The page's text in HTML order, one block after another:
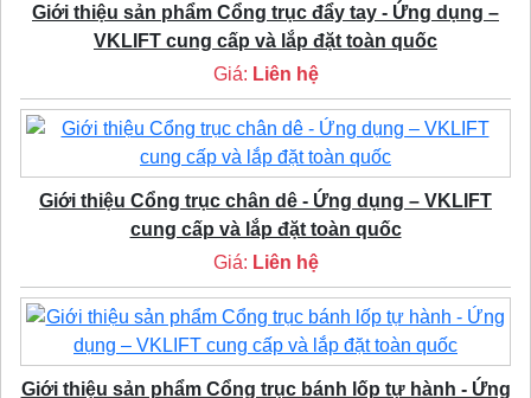
Giới thiệu sản phẩm Cổng trục đẩy tay - Ứng dụng –
VKLIFT cung cấp và lắp đặt toàn quốc
Giá: Liên hệ
Giới thiệu Cổng trục chân dê - Ứng dụng – VKLIFT
cung cấp và lắp đặt toàn quốc
Giá: Liên hệ
Giới thiệu sản phẩm Cổng trục bánh lốp tự hành - Ứng